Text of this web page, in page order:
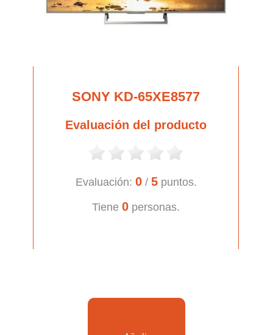
SONY KD-65XE8577
Evaluación del producto
Evaluación: 0/ 5puntos.
Tiene 0 personas.